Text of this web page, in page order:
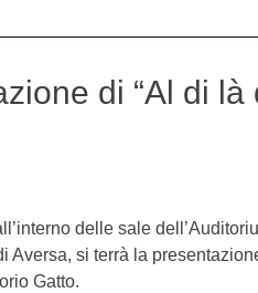
di “Al di là
delle sale
Aversa, si terrà la
Gatto.